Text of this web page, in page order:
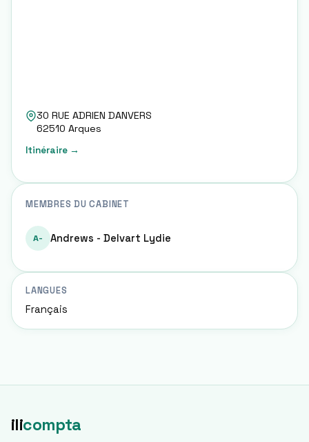
30 RUE ADRIEN DANVERS
62510 Arques
Itinéraire →
MEMBRES DU CABINET
A- Andrews - Delvart Lydie
LANGUES
Français
ilicompta